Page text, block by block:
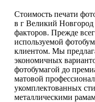
Стоимость печати
в г Великий Новгород
факторов. Прежде
используемой
клиентом. Мы
экономичных
фотобумагой до
матовой
укомплектованных
металлическими